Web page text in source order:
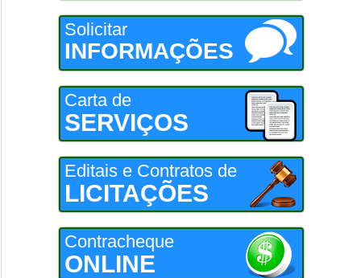
Solicitar
INFORMAÇÕES
Carta de
SERVIÇOS
Editais e Contratos de
LICITAÇÕES
Contracheque
ONLINE